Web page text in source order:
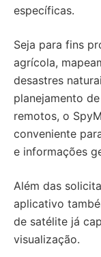
específicas.
Seja para fins
agrícola,
desastres
planejamento
remotos, o
conveniente
e informações
Além das
aplicativo
de satélite já
visualização.